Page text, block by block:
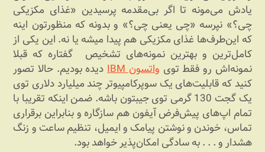
یادش می‌مونه تا اگر بی‌مقدمه پرسیدین «غذای مکزیکی
چی؟» نپرسه «چی یعنی چی؟» و بدونه که منظورتون اینه
که این‌طرف‌ها غذای مکزیکی هم پیدا میشه یا نه. این یکی از
کامل‌ترین و بهترین نمونه‌های تشخیص گفتاره که قبلا
نمونه‌اش رو فقط توی واتسون IBM
دیده بودیم. حالا تصور
کنید که قابلیت‌های یک سوپرکامپیوتر چند میلیارد دلاری توی
یک گجت 130 گرمی توی جیبتون باشه. ضمن اینکه تقریبا با
تمام اپ‌های پیش‌فرض آیفون هم سازگاره و بنابراین برقراری
تماس، خوندن و نوشتن پیامک و ایمیل، تنظیم ساعت و زنگ
هشدار و . . . به سادگی امکان‌پذیر خواهد بود.